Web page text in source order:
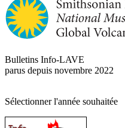
Bulletins Info-LAVE
parus depuis novembre 2022
Sélectionner l'année souhaitée